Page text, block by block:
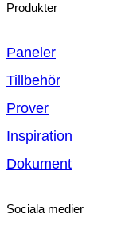
Produkter
Paneler
Tillbehör
Prover
Inspiration
Dokument
Sociala medier